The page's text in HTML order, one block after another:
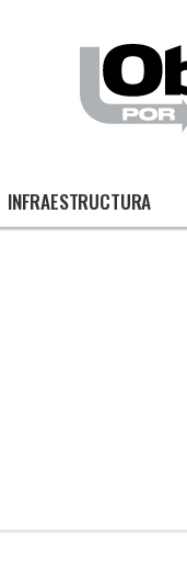
INFRAESTRUCTURA